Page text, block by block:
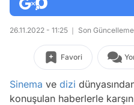
26.11.2022 - 11:25 Son
Favori
Sinema ve dizi
konuşulan haberlerle